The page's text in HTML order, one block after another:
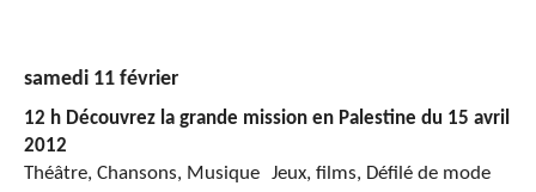
samedi 11 février
12 h Découvrez la grande mission en Palestine du 15 avril
2012
Théâtre, Chansons, Musique Jeux, films, Défilé de mode